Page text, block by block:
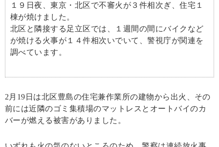
１９日夜、東京・北区で不審火が３件相次ぎ、住宅１
棟が焼けました。
北区と隣接する足立区では、１週間の間にバイクなど
が焼ける火事が１４件相次いでいて、警視庁が関連を
調べています。
2月19日は北区豊島の住宅兼作業所の建物から出火、その
前には近隣のゴミ集積場のマットレスとオートバイのカ
バーが燃える被害がありました。